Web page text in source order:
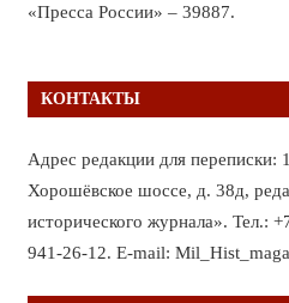
«Пресса России» – 39887.
КОНТАКТЫ
Адрес редакции для переписки:
Хорошёвское шоссе, д. 38д,
исторического журнала». Тел.:
941-26-12. E-mail: